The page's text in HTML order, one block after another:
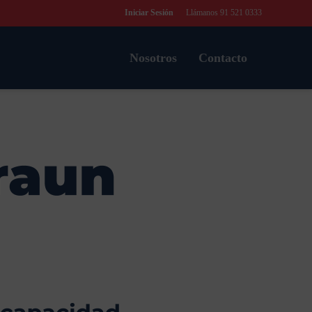
Iniciar Sesión Llámanos 91 521 0333
Nosotros Contacto